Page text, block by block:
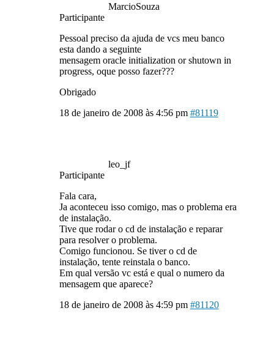
MarcioSouza
Participante
Pessoal preciso da ajuda de vcs meu banco
esta dando a seguinte
mensagem oracle initialization or shutown in
progress, oque posso fazer???
Obrigado
18 de janeiro de 2008 às 4:56 pm #81119
leo_jf
Participante
Fala cara,
Ja aconteceu isso comigo, mas o problema era
de instalação.
Tive que rodar o cd de instalação e reparar
para resolver o problema.
Comigo funcionou. Se tiver o cd de
instalação, tente reinstala o banco.
Em qual versão vc está e qual o numero da
mensagem que aparece?
18 de janeiro de 2008 às 4:59 pm #81120